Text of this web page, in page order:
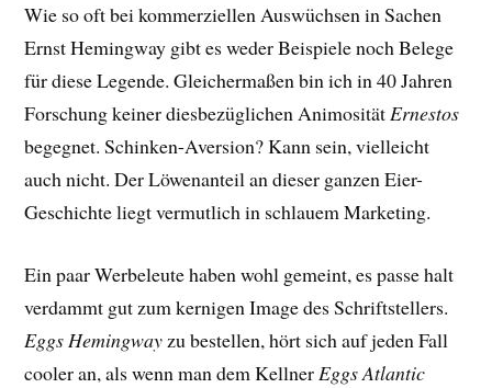
Wie so oft bei kommerziellen Auswüchsen in Sachen
Ernst Hemingway gibt es weder Beispiele noch Belege
für diese Legende. Gleichermaßen bin ich in 40 Jahren
Forschung keiner diesbezüglichen AnimositätErnestos
begegnet. Schinken-Aversion? Kann sein, vielleicht
auch nicht. Der Löwenanteil an dieser ganzen Eier-
Geschichte liegt vermutlich in schlauem Marketing.
Ein paar Werbeleute haben wohl gemeint, es passe halt
verdammt gut zum kernigen Image des Schriftstellers.
Eggs Hemingwayzu bestellen, hört sich auf jeden Fall
cooler an, als wenn man dem KellnerEggs Atlantic